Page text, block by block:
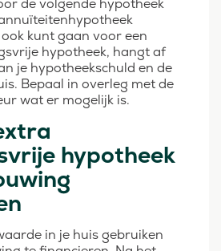
de volgende hypotheek
kunt gaan voor een
hypotheek, hangt af
je hypotheekschuld en de
Bepaal in overleg met de
wat er mogelijk is.
hypotheek
in je huis gebruiken